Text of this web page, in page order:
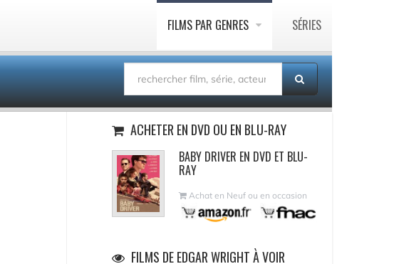
FILMS PAR GENRES SÉRIES
ACHETER EN DVD OU EN BLU-RAY
BABY DRIVER EN DVD ET BLU-
RAY
Achat en Neuf ou en occasion
FILMS DE EDGAR WRIGHT À VOIR